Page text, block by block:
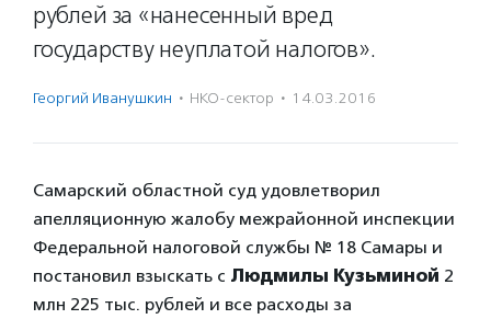
рублей за «нанесенный вред
государству неуплатой налогов».
Георгий Иванушкин · НКО-сектор · 14.03.2016
Самарский областной суд удовлетворил
апелляционную жалобу межрайонной инспекции
Федеральной налоговой службы № 18 Самары и
постановил взыскать с Людмилы Кузьминой 2
млн 225 тыс. рублей и все расходы за